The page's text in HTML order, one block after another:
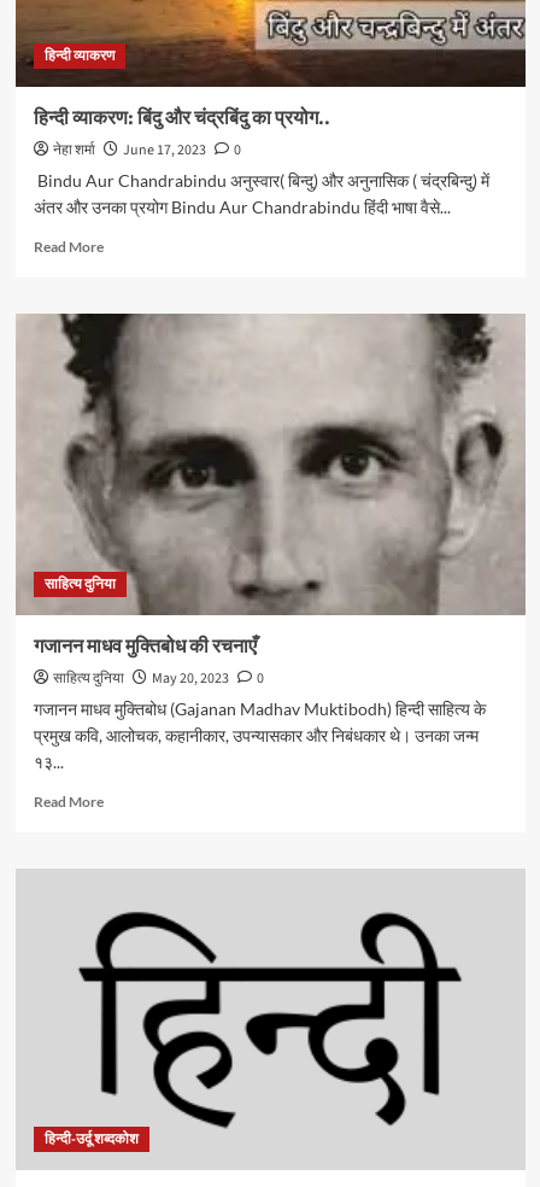
हिन्दी व्याकरण
हिन्दी व्याकरण: बिंदु और चंद्रबिंदु का प्रयोग..
नेहा शर्मा June 17, 2023
0
Bindu Aur Chandrabindu अनुस्वार( बिन्दु) और अनुनासिक ( चंद्रबिन्दु) में
अंतर और उनका प्रयोग Bindu Aur Chandrabindu हिंदी भाषा वैसे...
Read MoreRead
हिन्दी
व्याकरण:
चंद्रबिंदु
का
प्रयोग..
साहित्य दुनिया
गजानन माधव मुक्तिबोध की रचनाएँ
साहित्य दुनिया May 20, 2023
0
गजानन माधव मुक्तिबोध (Gajanan Madhav Muktibodh) हिन्दी साहित्य के
प्रमुख कवि, आलोचक, कहानीकार, उपन्यासकार और निबंधकार थे। उनका जन्म
१३...
Read MoreRead
गजानन
मुक्तिबोध
की
रचनाएँ
हिन्दी-उर्दू शब्दकोश